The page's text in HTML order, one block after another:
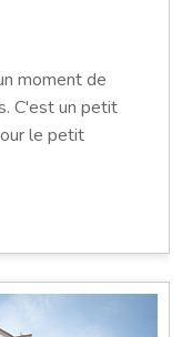
moment de
C'est un petit
le petit